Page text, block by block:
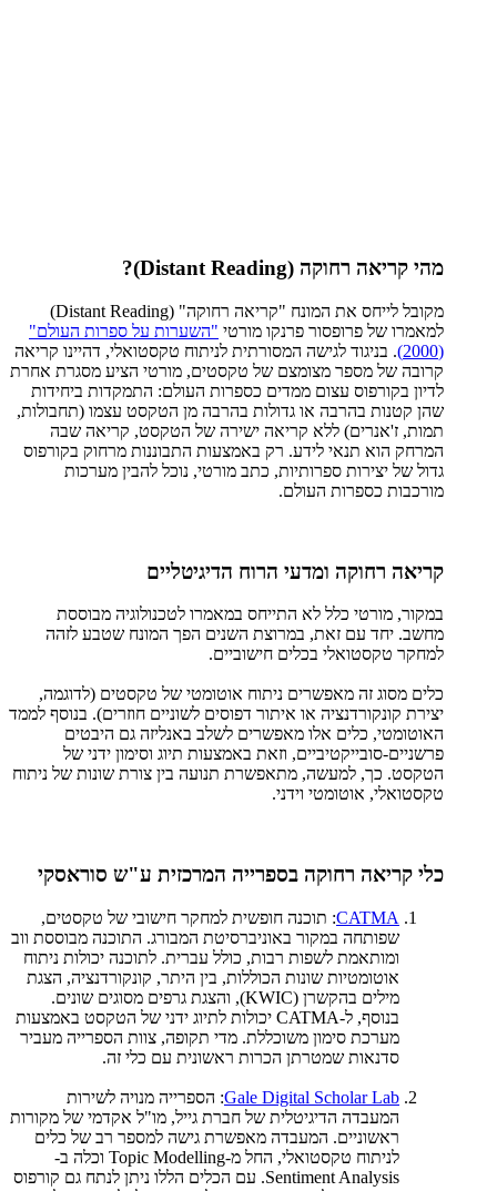
מהי קריאה רחוקה (Distant Reading)?
מקובל לייחס את המונח "קריאה רחוקה" (Distant Reading)
למאמרו של פרופסור פרנקו מורטי "השערות על ספרות העולם"
(2000)
. בניגוד לגישה המסורתית לניתוח טקסטואלי, דהיינו קריאה
קרובה של מספר מצומצם של טקסטים, מורטי הציע מסגרת אחרת
לדיון בקורפוס עצום ממדים כספרות העולם: התמקדות ביחידות
שהן קטנות בהרבה או גדולות בהרבה מן הטקסט עצמו (תחבולות,
תמות, ז'אנרים) ללא קריאה ישירה של הטקסט, קריאה שבה
המרחק הוא תנאי לידע. רק באמצעות התבוננות מרחוק בקורפוס
גדול של יצירות ספרותיות, כתב מורטי, נוכל להבין מערכות
מורכבות כספרות העולם.
קריאה רחוקה ומדעי הרוח הדיגיטליים
במקור, מורטי כלל לא התייחס במאמרו לטכנולוגיה מבוססת
מחשב. יחד עם זאת, במרוצת השנים הפך המונח שטבע לזהה
למחקר טקסטואלי בכלים חישוביים.
כלים מסוג זה מאפשרים ניתוח אוטומטי של טקסטים (לדוגמה,
יצירת קונקורדנציה או איתור דפוסים לשוניים חוזרים). בנוסף לממד
האוטומטי, כלים אלו מאפשרים לשלב באנליזה גם היבטים
פרשניים-סובייקטיביים, וזאת באמצעות תיוג וסימון ידני של
הטקסט. כך, למעשה, מתאפשרת תנועה בין צורת שונות של ניתוח
טקסטואלי, אוטומטי וידני.
כלי קריאה רחוקה בספרייה המרכזית ע"ש סוראסקי
CATMA: תוכנה חופשית למחקר חישובי של טקסטים,
שפותחה במקור באוניברסיטת המבורג. התוכנה מבוססת ווב
ומותאמת לשפות רבות, כולל עברית. לתוכנה יכולות ניתוח
אוטומטיות שונות הכוללות, בין היתר, קונקורדנציה, הצגת
מילים בהקשרן (KWIC), והצגת גרפים מסוגים שונים.
בנוסף, ל-CATMA יכולות לתיוג ידני של הטקסט באמצעות
מערכת סימון משוכללת. מדי תקופה, צוות הספרייה מעביר
סדנאות שמטרתן הכרות ראשונית עם כלי זה.
Gale Digital Scholar Lab: הספרייה מנויה לשירות
המעבדה הדיגיטלית של חברת גייל, מו"ל אקדמי של מקורות
ראשוניים. המעבדה מאפשרת גישה למספר רב של כלים
לניתוח טקסטואלי, החל מ-Topic Modelling וכלה ב-
Sentiment Analysis. עם הכלים הללו ניתן לנתח גם קורפוס